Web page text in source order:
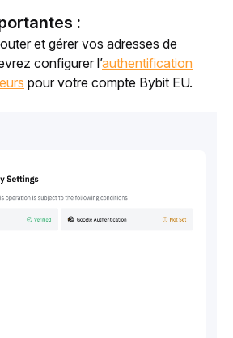
:
et gérer vos adresses de
configurer l’authentification
pour votre compte Bybit EU.